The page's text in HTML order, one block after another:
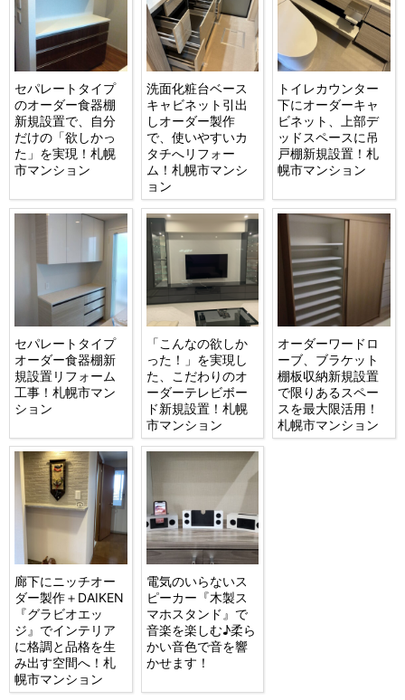
セパレートタイプ
のオーダー食器棚
新規設置で、自分
だけの「欲しかっ
た」を実現！札幌
市マンション
洗面化粧台ベース
キャビネット引出
しオーダー製作
で、使いやすいカ
タチへリフォー
ム！札幌市マンシ
ョン
トイレカウンター
下にオーダーキャ
ビネット、上部デ
ッドスペースに吊
戸棚新規設置！札
幌市マンション
セパレートタイプ
オーダー食器棚新
規設置リフォーム
工事！札幌市マン
ション
「こんなの欲しか
った！」を実現し
た、こだわりのオ
ーダーテレビボー
ド新規設置！札幌
市マンション
オーダーワードロ
ーブ、ブラケット
棚板収納新規設置
で限りあるスペー
スを最大限活用！
札幌市マンション
廊下にニッチオー
ダー製作＋DAIKEN
『グラビオエッ
ジ』でインテリア
に格調と品格を生
み出す空間へ！札
幌市マンション
電気のいらないス
ピーカー『木製ス
マホスタンド』で
音楽を楽しむ♪柔ら
かい音色で音を響
かせます！